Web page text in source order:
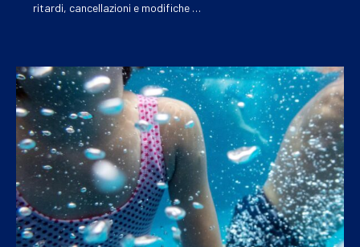
ritardi, cancellazioni e modifiche …